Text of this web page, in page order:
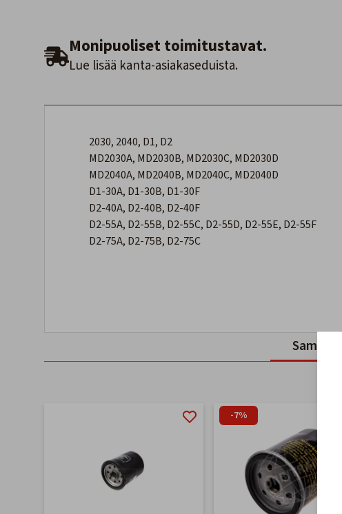
Monipuoliset toimitustavat.
Lue lisää kanta-asiakaseduista.
2030, 2040, D1, D2
MD2030A, MD2030B, MD2030C, MD2030D
MD2040A, MD2040B, MD2040C, MD2040D
D1-30A, D1-30B, D1-30F
D2-40A, D2-40B, D2-40F
D2-55A, D2-55B, D2-55C, D2-55D, D2-55E, D2-55F
D2-75A, D2-75B, D2-75C
-7%